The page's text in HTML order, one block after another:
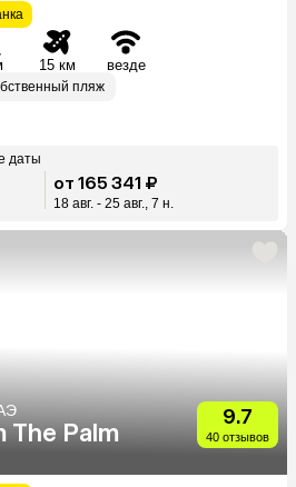
15 км везде
пляж
даты
от 165 341 ₽
18 авг. - 25 авг., 7 н.
The Palm
9.7
40 отзывов